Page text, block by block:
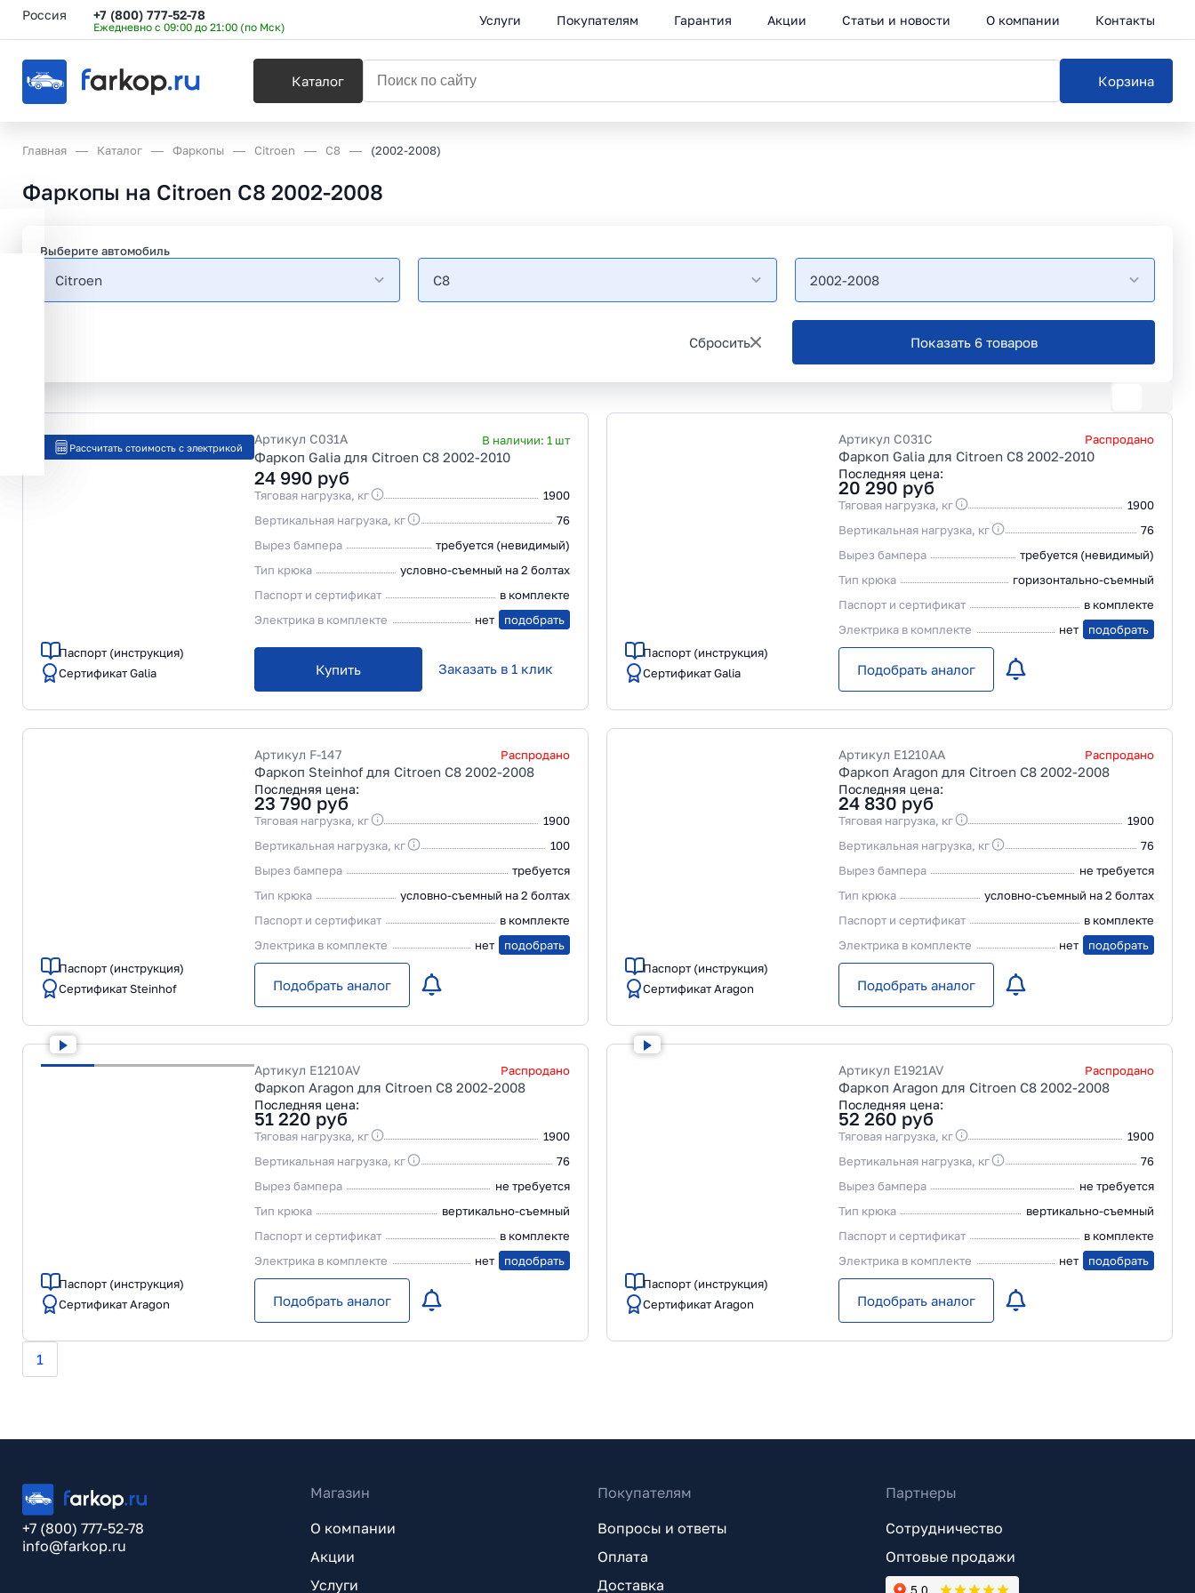
Россия +7 (800) 777-52-78
Ежедневно с 09:00 до 21:00 (по Мск) Услуги Покупателям Гарантия Акции Статьи и новости О компании Контакты
Каталог Корзина
Главная Каталог Фаркопы Citroen C8 (2002-2008)
Фаркопы на Citroen C8 2002-2008
Выберите автомобиль
Citroen C8 2002-2008
Сбросить Показать 6 товаров
Рассчитать стоимость с электрикой
Паспорт (инструкция)
Сертификат Galia
Артикул C031A В наличии: 1 шт
Фаркоп Galia для Citroen C8 2002-2010
24 990 руб
Тяговая нагрузка, кг
1900
Вертикальная нагрузка, кг
76
Вырез бампера
требуется (невидимый)
Тип крюка
условно-съемный на 2 болтах
Паспорт и сертификат
в комплекте
Электрика в комплекте
нет подобрать
Купить Заказать в 1 клик
Паспорт (инструкция)
Сертификат Galia
Артикул C031C Распродано
Фаркоп Galia для Citroen C8 2002-2010
Последняя цена:
20 290 руб
Тяговая нагрузка, кг
1900
Вертикальная нагрузка, кг
76
Вырез бампера
требуется (невидимый)
Тип крюка
горизонтально-съемный
Паспорт и сертификат
в комплекте
Электрика в комплекте
нет подобрать
Подобрать аналог
Паспорт (инструкция)
Сертификат Steinhof
Артикул F-147 Распродано
Фаркоп Steinhof для Citroen C8 2002-2008
Последняя цена:
23 790 руб
Тяговая нагрузка, кг
1900
Вертикальная нагрузка, кг
100
Вырез бампера
требуется
Тип крюка
условно-съемный на 2 болтах
Паспорт и сертификат
в комплекте
Электрика в комплекте
нет подобрать
Подобрать аналог
Паспорт (инструкция)
Сертификат Aragon
Артикул E1210AA Распродано
Фаркоп Aragon для Citroen C8 2002-2008
Последняя цена:
24 830 руб
Тяговая нагрузка, кг
1900
Вертикальная нагрузка, кг
76
Вырез бампера
не требуется
Тип крюка
условно-съемный на 2 болтах
Паспорт и сертификат
в комплекте
Электрика в комплекте
нет подобрать
Подобрать аналог
Паспорт (инструкция)
Сертификат Aragon
Артикул E1210AV Распродано
Фаркоп Aragon для Citroen C8 2002-2008
Последняя цена:
51 220 руб
Тяговая нагрузка, кг
1900
Вертикальная нагрузка, кг
76
Вырез бампера
не требуется
Тип крюка
вертикально-съемный
Паспорт и сертификат
в комплекте
Электрика в комплекте
нет подобрать
Подобрать аналог
Паспорт (инструкция)
Сертификат Aragon
Артикул E1921AV Распродано
Фаркоп Aragon для Citroen C8 2002-2008
Последняя цена:
52 260 руб
Тяговая нагрузка, кг
1900
Вертикальная нагрузка, кг
76
Вырез бампера
не требуется
Тип крюка
вертикально-съемный
Паспорт и сертификат
в комплекте
Электрика в комплекте
нет подобрать
Подобрать аналог
1
+7 (800) 777-52-78
info@farkop.ru
Магазин
О компании
Акции
Услуги
Покупателям
Вопросы и ответы
Оплата
Доставка
Партнеры
Сотрудничество
Оптовые продажи